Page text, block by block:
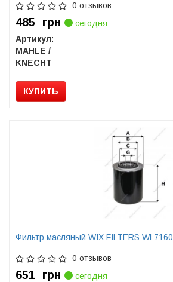
0 отзывов
485 грн
сегодня
Артикул:
MAHLE /
KNECHT
КУПИТЬ
Фильтр масляный WIX FILTERS WL7160
0 отзывов
651 грн
сегодня